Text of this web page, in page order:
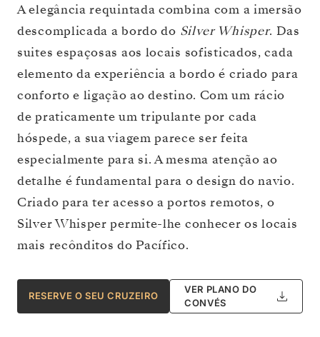
A elegância requintada combina com a imersão
descomplicada a bordo do Silver Whisper. Das
suites espaçosas aos locais sofisticados, cada
elemento da experiência a bordo é criado para
conforto e ligação ao destino. Com um rácio
de praticamente um tripulante por cada
hóspede, a sua viagem parece ser feita
especialmente para si. A mesma atenção ao
detalhe é fundamental para o design do navio.
Criado para ter acesso a portos remotos, o
Silver Whisper permite-lhe conhecer os locais
mais recônditos do Pacífico.
RESERVE O SEU CRUZEIRO
VER PLANO DO
CONVÉS